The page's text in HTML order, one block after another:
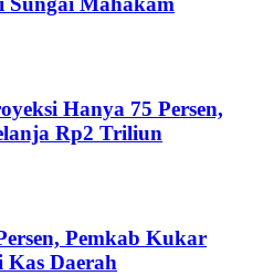
Hanya 75 Persen,
Rp2 Triliun
Pemkab Kukar
Kas Daerah